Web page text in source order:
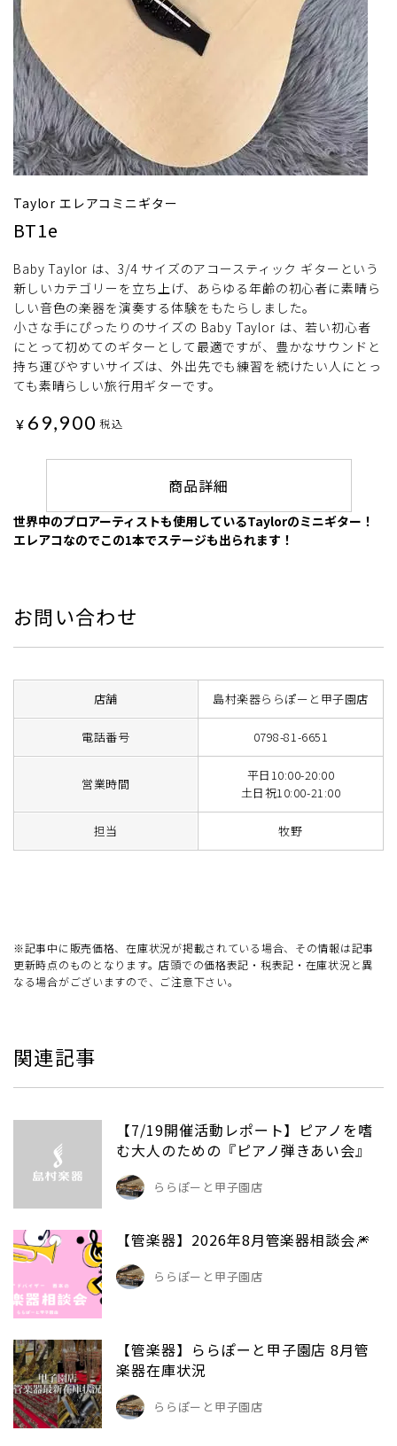
Taylor エレアコミニギター
BT1e
Baby Taylor は、3/4 サイズのアコースティック ギターという
新しいカテゴリーを立ち上げ、あらゆる年齢の初心者に素晴ら
しい音色の楽器を演奏する体験をもたらしました。
小さな手にぴったりのサイズの Baby Taylor は、若い初心者
にとって初めてのギターとして最適ですが、豊かなサウンドと
持ち運びやすいサイズは、外出先でも練習を続けたい人にとっ
ても素晴らしい旅行用ギターです。
¥ 69,900 税込
商品詳細
世界中のプロアーティストも使用しているTaylorのミニギター！
エレアコなのでこの1本でステージも出られます！
お問い合わせ
店舗 島村楽器ららぽーと甲子園店
電話番号 0798-81-6651
営業時間
平日10:00-20:00
土日祝10:00-21:00
担当 牧野
※記事中に販売価格、在庫状況が掲載されている場合、その情報は記事
更新時点のものとなります。店頭での価格表記・税表記・在庫状況と異
なる場合がございますので、ご注意下さい。
関連記事
【7/19開催活動レポート】ピアノを嗜
む大人のための『ピアノ弾きあい会』
ららぽーと甲子園店
【管楽器】2026年8月管楽器相談会🎆
ららぽーと甲子園店
【管楽器】ららぽーと甲子園店 8月管
楽器在庫状況
ららぽーと甲子園店